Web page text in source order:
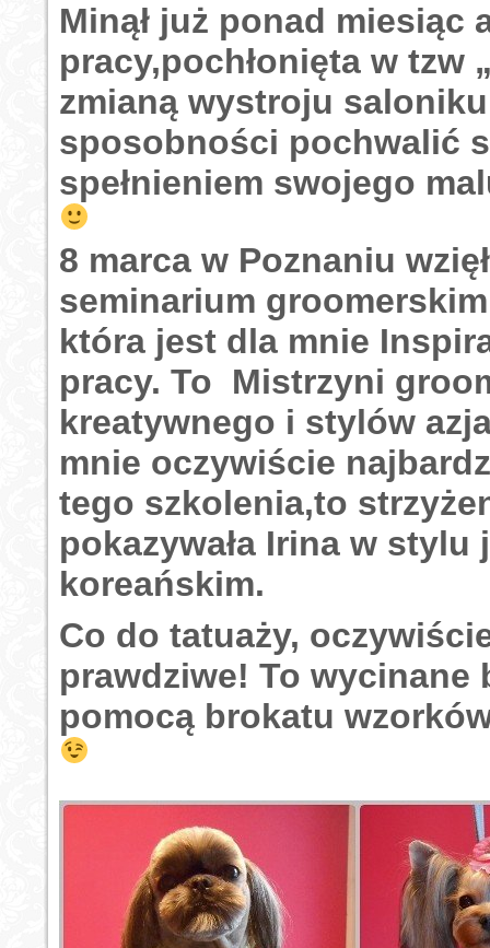
Minął już ponad miesiąc
pracy,pochłonięta w tzw
zmianą wystroju saloniku
sposobności pochwalić
spełnieniem swojego
8 marca w Poznaniu
seminarium
która jest dla mnie
pracy. To Mistrzyni
kreatywnego i stylów
mnie oczywiście
tego szkolenia,to
pokazywała Irina w stylu
koreańskim.
Co do tatuaży,
prawdziwe! To wycinane
pomocą brokatu